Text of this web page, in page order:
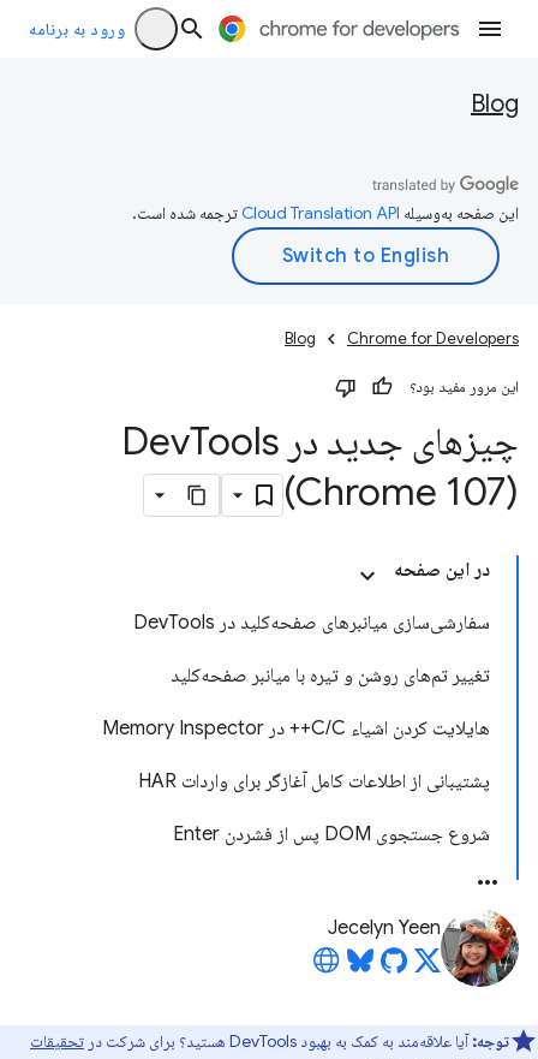
ورود به برنامه
Blog
این صفحه به‌وسیله ترجمه شده است.
Chrome for Developers
Blog
این مرور مفید بود؟
چیزهای جدید در Dev Tools
(Chrome 107)
در این صفحه
سفارشی‌سازی میانبرهای صفحه‌کلید در DevTools
تغییر تم‌های روشن و تیره با میانبر صفحه‌کلید
هایلایت کردن اشیاء C/C++ در Memory Inspector
پشتیبانی از اطلاعات کامل آغازگر برای واردات HAR
شروع جستجوی DOM پس از فشردن Enter
Jecelyn Yeen
توجه:آیا علاقه‌مند به کمک به بهبود DevTools هستید؟ برای شرکت در
تحقیقات